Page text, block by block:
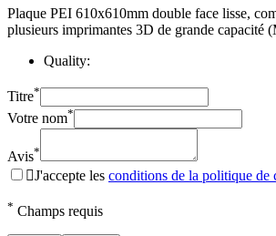
Plaque PEI 610x610mm double face lisse,
plusieurs imprimantes 3D de grande capacité
Quality:
Titre*
Votre nom*
Avis*
J'accepte les conditions de la politique de
* Champs requis